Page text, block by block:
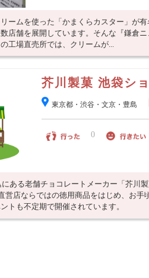
ームを使った「かまくらカスター」が
店舗を展開しています。そんな『鎌倉
工場直売所では、クリームが...
芥川製菓 池袋シ
東京都・渋谷・文京・豊島
0
ある老舗チョコレートメーカー「芥川
営店ならではの徳用商品をはじめ、お手
トも不定期で開催されています。